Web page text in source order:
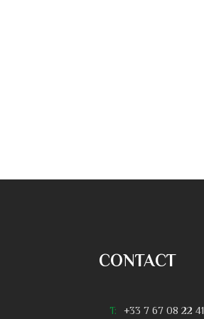
CONTACT
T: +33 7 67 08 22 41